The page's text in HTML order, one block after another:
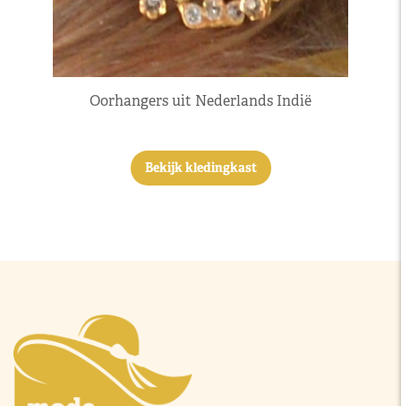
Oorhangers uit Nederlands Indië
Bekijk kledingkast